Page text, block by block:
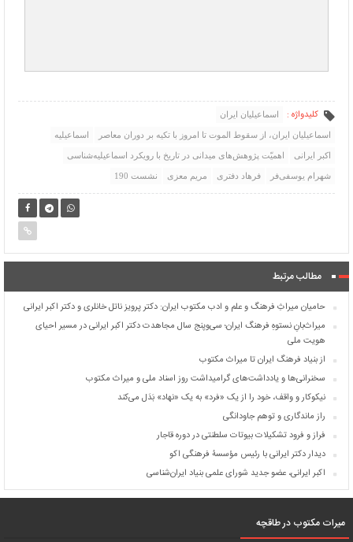
کلیدواژه : اسماعیلیان ایران
اسماعیلیان ایران، از سقوط الموت تا امروز با تکیه بر دوران معاصر اسماعیلیه
اکبر ایرانی اهمیّت پژوهش‌های میدانی در تاریخ با رویکرد اسماعیلیه‌شناسی
شهرام یوسفی‌‌فر فرهاد دفتری مریم معزی نشست 190
مطالب مرتبط
حامیان میراثِ فرهنگ و علم و ادب مکتوب ایران: دکتر پرویز ناتل خانلری و دکتر اکبر ایرانی
میراث‌بانِ نستوهِ فرهنگ ایران؛ سی‌وپنج سال مجاهدت دکتر اکبر ایرانی در مسیر احیای
هویت ملی
از بنیاد فرهنگ ایران تا میراث مکتوب
سخنرانی‌ها و یادداشت‌های گرامیداشت روز اسناد ملی و میراث مکتوب
نیکوکار و واقف، خود را از یک «فرد» به یک «نهاد» بَدَل می‌کند
راز ماندگاری و توهم جاودانگی
فراز و فرود تشکیلات بیوتات سلطنتی در دوره قاجار
دیدار دکتر ایرانی با رئیس مؤسسۀ فرهنگی اکو
اکبر ایرانی، عضو جدید شورای علمی بنیاد ایران‌شناسی
میرات مکتوب در طاقچه